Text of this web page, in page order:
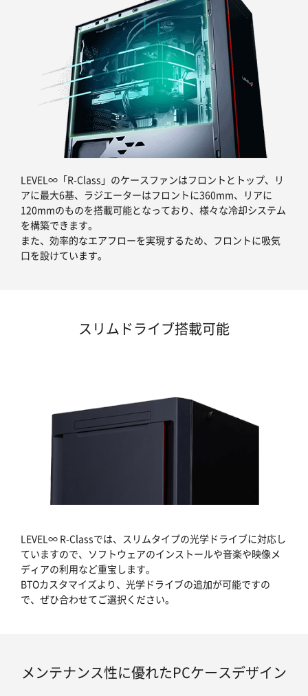
LEVEL∞「R-Class」のケースファンはフロントとトップ、リ
アに最大6基、ラジエーターはフロントに360mm、リアに
120mmのものを搭載可能となっており、様々な冷却システム
を構築できます。
また、効率的なエアフローを実現するため、フロントに吸気
口を設けています。
スリムドライブ搭載可能
LEVEL∞ R-Classでは、スリムタイプの光学ドライブに対応し
ていますので、ソフトウェアのインストールや音楽や映像メ
ディアの利用など重宝します。
BTOカスタマイズより、光学ドライブの追加が可能ですの
で、ぜひ合わせてご選択ください。
メンテナンス性に優れたPCケースデザイン